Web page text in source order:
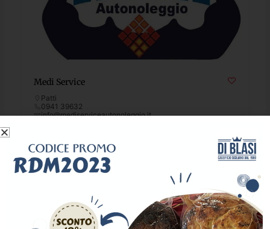
Medi Service
Patti
0941 39632
info@mediserviceautonoleggio.it
Rent 764